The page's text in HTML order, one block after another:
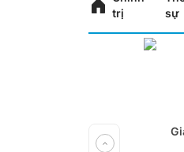
trị
sự